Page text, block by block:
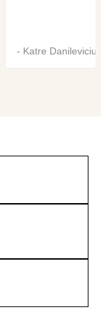
- Katre Danilevicius